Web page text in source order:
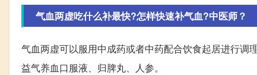
气血两虚吃什么补最快?怎样快速补气血?中医师？
气血两虚可以服用中成药或者中药配合饮食起居进行调
益气养血口服液、归脾丸、人参。